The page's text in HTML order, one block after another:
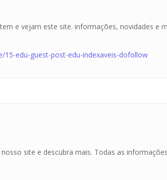
e vejam este site. informações, novidades e
edu-guest-post-edu-indexaveis-dofollow
site e descubra mais. Todas as